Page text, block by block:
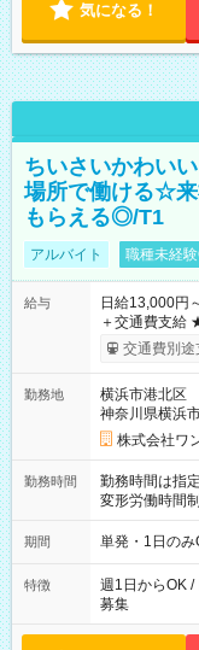
気になる！
ちいさいかわい
場所で働ける☆
もらえる◎/T1
アルバイト 職種未経
給与
日給13,000円
＋交通費支給 ★交通費全額支給！ ┗案件により規定あり ★日払
いOK！（規
ンビニATMから
交通費別途
勤務地
横浜市港北区
神奈川県横浜
株式会社ワ
勤務時間
勤務時間は指
変形労働時間制 想定労
～21：00
期間 単発・1日のみ
特徴
週1日からOK /
募集